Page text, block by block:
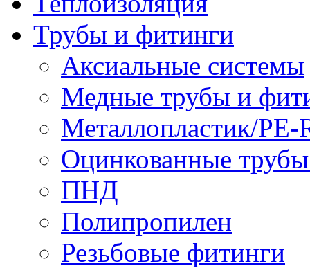
Трубы и фитинги
Аксиальные системы
Медные трубы и
Металлопластик/
Оцинкованные
ПНД
Полипропилен
Резьбовые фитинги